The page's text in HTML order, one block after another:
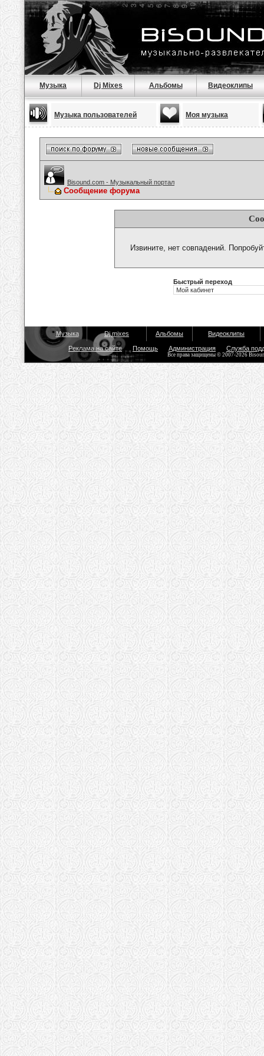
Музыка Dj Mixes Альбомы Видеоклипы
Музыка пользователей Моя музыка
Bisound.com - Музыкальный портал
Сообщение форума
Извините, нет совпадений.
Быстрый переход
Музыка Dj mixes Альбомы Видеоклипы
Реклама на сайте Помощь Администрация Служба
Все права защищены © 2007-2026